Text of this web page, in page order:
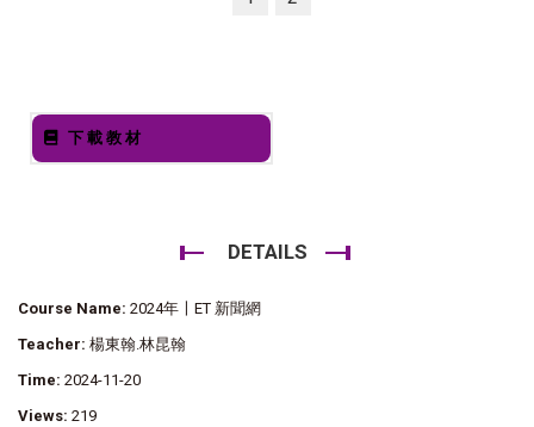
下載教材
DETAILS
Course Name: 2024年〡ET 新聞網
Teacher: 楊東翰.林昆翰
Time: 2024-11-20
Views: 219